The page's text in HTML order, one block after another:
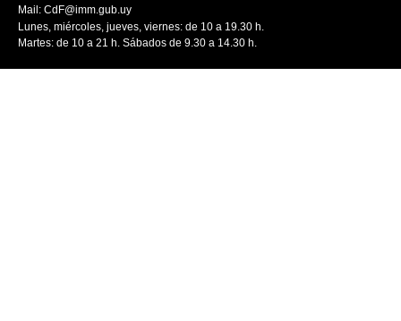
Mail: CdF@imm.gub.uy
Lunes, miércoles, jueves, viernes: de 10 a 19.30 h.
Martes: de 10 a 21 h. Sábados de 9.30 a 14.30 h.